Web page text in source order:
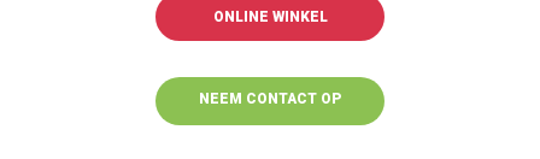
ONLINE WINKEL
NEEM CONTACT OP